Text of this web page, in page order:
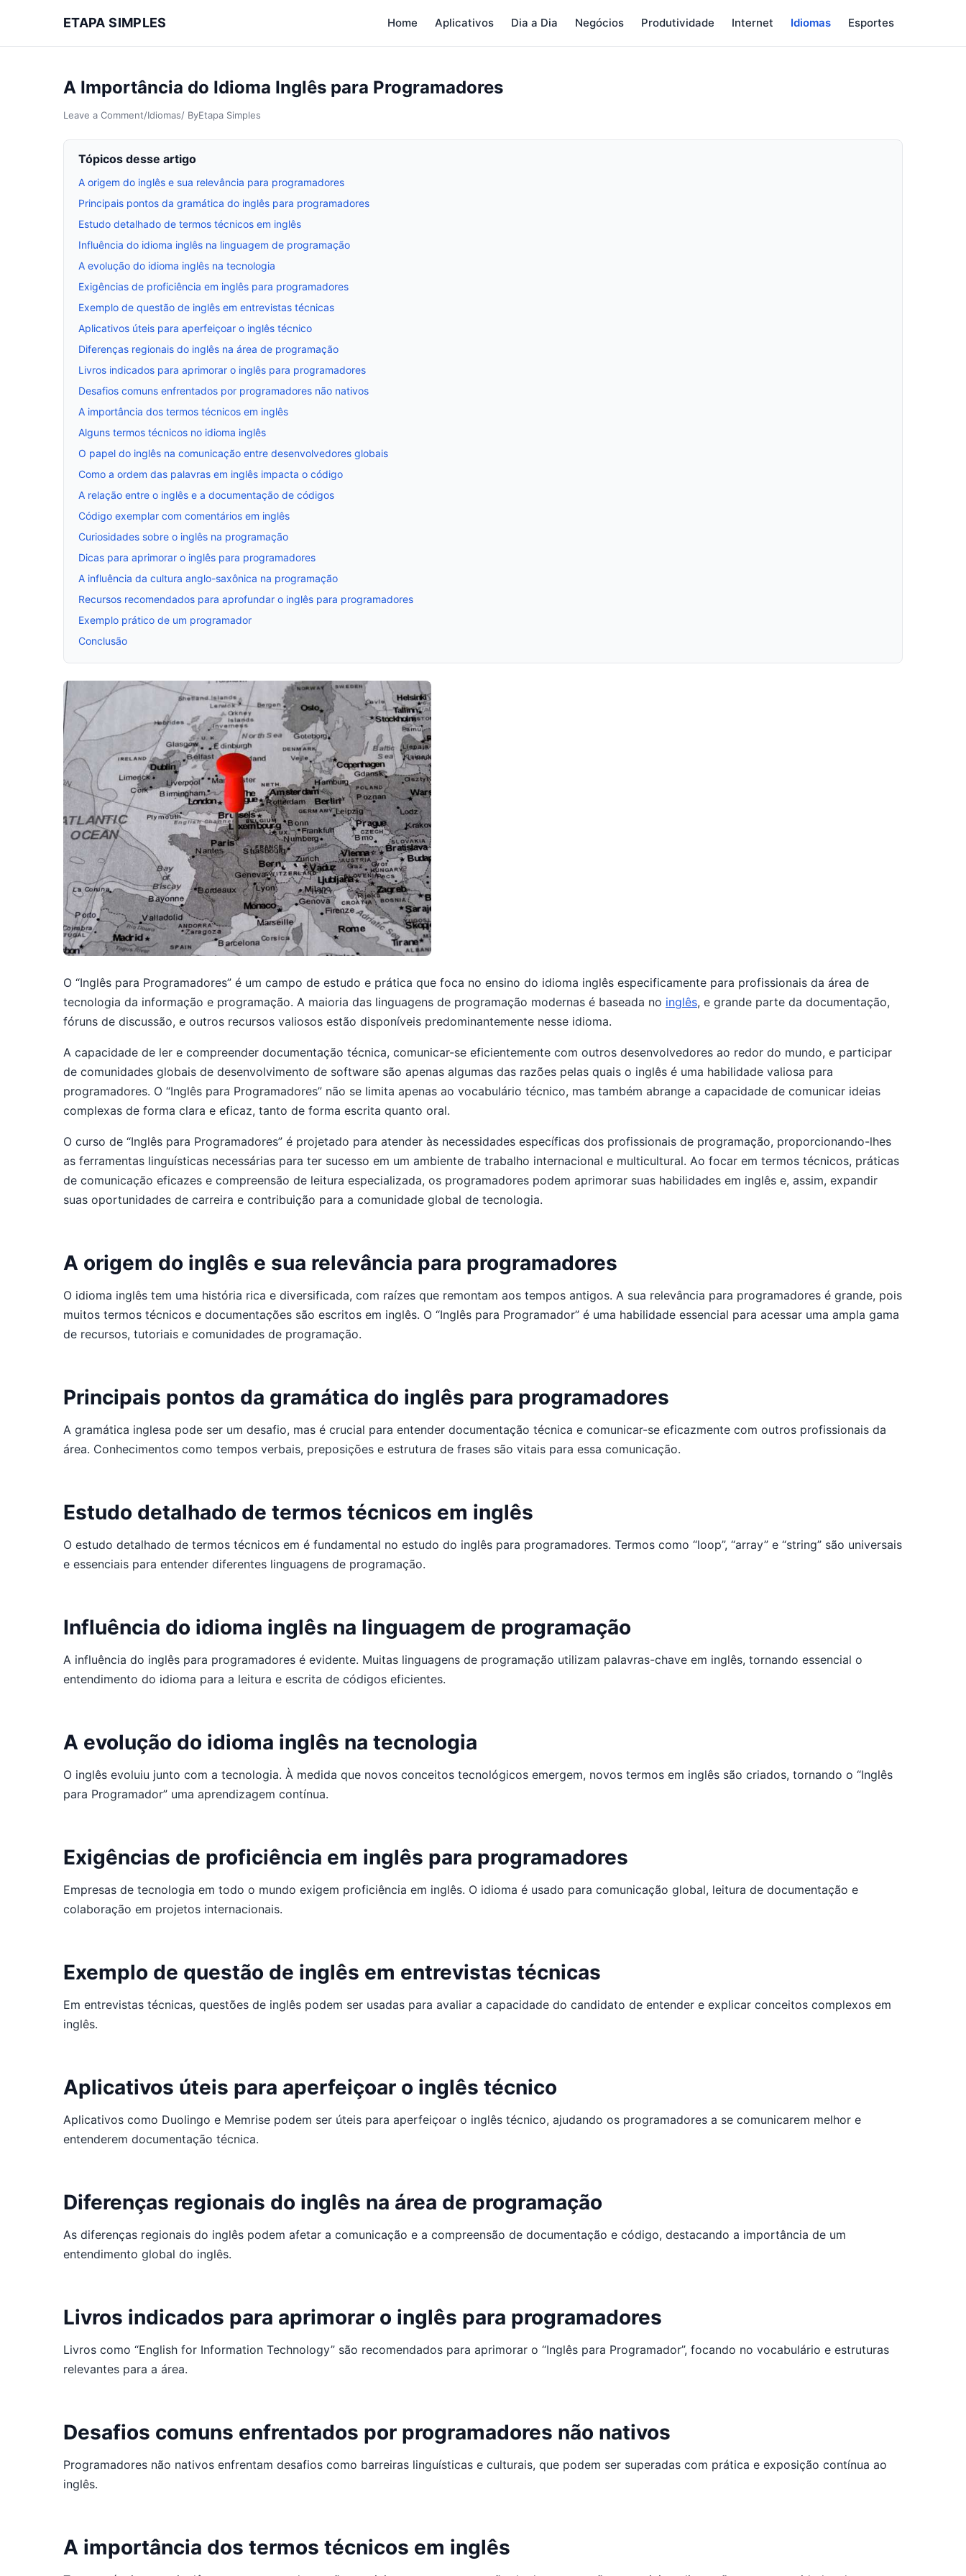
ETAPA SIMPLES Home Aplicativos Dia a Dia Negócios Produtividade Internet Idiomas Esportes
A Importância do Idioma Inglês para Programadores
Leave a Comment/Idiomas/ ByEtapa Simples
Tópicos desse artigo
A origem do inglês e sua relevância para programadores
Principais pontos da gramática do inglês para programadores
Estudo detalhado de termos técnicos em inglês
Influência do idioma inglês na linguagem de programação
A evolução do idioma inglês na tecnologia
Exigências de proficiência em inglês para programadores
Exemplo de questão de inglês em entrevistas técnicas
Aplicativos úteis para aperfeiçoar o inglês técnico
Diferenças regionais do inglês na área de programação
Livros indicados para aprimorar o inglês para programadores
Desafios comuns enfrentados por programadores não nativos
A importância dos termos técnicos em inglês
Alguns termos técnicos no idioma inglês
O papel do inglês na comunicação entre desenvolvedores globais
Como a ordem das palavras em inglês impacta o código
A relação entre o inglês e a documentação de códigos
Código exemplar com comentários em inglês
Curiosidades sobre o inglês na programação
Dicas para aprimorar o inglês para programadores
A influência da cultura anglo-saxônica na programação
Recursos recomendados para aprofundar o inglês para programadores
Exemplo prático de um programador
Conclusão
O “Inglês para Programadores” é um campo de estudo e prática que foca no ensino do idioma inglês especificamente para profissionais da área de
tecnologia da informação e programação. A maioria das linguagens de programação modernas é baseada no inglês, e grande parte da documentação,
fóruns de discussão, e outros recursos valiosos estão disponíveis predominantemente nesse idioma.
A capacidade de ler e compreender documentação técnica, comunicar-se eficientemente com outros desenvolvedores ao redor do mundo, e participar
de comunidades globais de desenvolvimento de software são apenas algumas das razões pelas quais o inglês é uma habilidade valiosa para
programadores. O “Inglês para Programadores” não se limita apenas ao vocabulário técnico, mas também abrange a capacidade de comunicar ideias
complexas de forma clara e eficaz, tanto de forma escrita quanto oral.
O curso de “Inglês para Programadores” é projetado para atender às necessidades específicas dos profissionais de programação, proporcionando-lhes
as ferramentas linguísticas necessárias para ter sucesso em um ambiente de trabalho internacional e multicultural. Ao focar em termos técnicos, práticas
de comunicação eficazes e compreensão de leitura especializada, os programadores podem aprimorar suas habilidades em inglês e, assim, expandir
suas oportunidades de carreira e contribuição para a comunidade global de tecnologia.
A origem do inglês e sua relevância para programadores
O idioma inglês tem uma história rica e diversificada, com raízes que remontam aos tempos antigos. A sua relevância para programadores é grande, pois
muitos termos técnicos e documentações são escritos em inglês. O “Inglês para Programador” é uma habilidade essencial para acessar uma ampla gama
de recursos, tutoriais e comunidades de programação.
Principais pontos da gramática do inglês para programadores
A gramática inglesa pode ser um desafio, mas é crucial para entender documentação técnica e comunicar-se eficazmente com outros profissionais da
área. Conhecimentos como tempos verbais, preposições e estrutura de frases são vitais para essa comunicação.
Estudo detalhado de termos técnicos em inglês
O estudo detalhado de termos técnicos em é fundamental no estudo do inglês para programadores. Termos como “loop”, “array” e “string” são universais
e essenciais para entender diferentes linguagens de programação.
Influência do idioma inglês na linguagem de programação
A influência do inglês para programadores é evidente. Muitas linguagens de programação utilizam palavras-chave em inglês, tornando essencial o
entendimento do idioma para a leitura e escrita de códigos eficientes.
A evolução do idioma inglês na tecnologia
O inglês evoluiu junto com a tecnologia. À medida que novos conceitos tecnológicos emergem, novos termos em inglês são criados, tornando o “Inglês
para Programador” uma aprendizagem contínua.
Exigências de proficiência em inglês para programadores
Empresas de tecnologia em todo o mundo exigem proficiência em inglês. O idioma é usado para comunicação global, leitura de documentação e
colaboração em projetos internacionais.
Exemplo de questão de inglês em entrevistas técnicas
Em entrevistas técnicas, questões de inglês podem ser usadas para avaliar a capacidade do candidato de entender e explicar conceitos complexos em
inglês.
Aplicativos úteis para aperfeiçoar o inglês técnico
Aplicativos como Duolingo e Memrise podem ser úteis para aperfeiçoar o inglês técnico, ajudando os programadores a se comunicarem melhor e
entenderem documentação técnica.
Diferenças regionais do inglês na área de programação
As diferenças regionais do inglês podem afetar a comunicação e a compreensão de documentação e código, destacando a importância de um
entendimento global do inglês.
Livros indicados para aprimorar o inglês para programadores
Livros como “English for Information Technology” são recomendados para aprimorar o “Inglês para Programador”, focando no vocabulário e estruturas
relevantes para a área.
Desafios comuns enfrentados por programadores não nativos
Programadores não nativos enfrentam desafios como barreiras linguísticas e culturais, que podem ser superadas com prática e exposição contínua ao
inglês.
A importância dos termos técnicos em inglês